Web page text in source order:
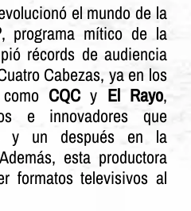
el mundo de la
, programa mítico de la
récords de audiencia
Cabezas, ya en los
CQCy El Rayo,
e innovadores que
y un después en la
esta productora
formatos televisivos al